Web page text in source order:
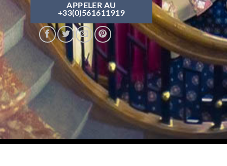
APPELER AU
+33(0)561611919